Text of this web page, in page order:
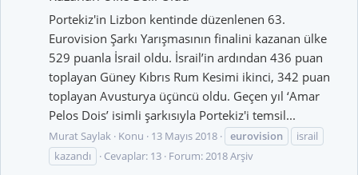
Portekiz'in Lizbon kentinde düzenlenen 63.
Eurovision Şarkı Yarışmasının finalini kazanan ülke
529 puanla İsrail oldu. İsrail’in ardından 436 puan
toplayan Güney Kıbrıs Rum Kesimi ikinci, 342 puan
toplayan Avusturya üçüncü oldu. Geçen yıl ‘Amar
Pelos Dois’ isimli şarkısıyla Portekiz'i temsil...
Murat Saylak Konu 13 Mayıs 2018 eurovision
israil
kazandı
Cevaplar: 13 Forum:2018 Arşiv